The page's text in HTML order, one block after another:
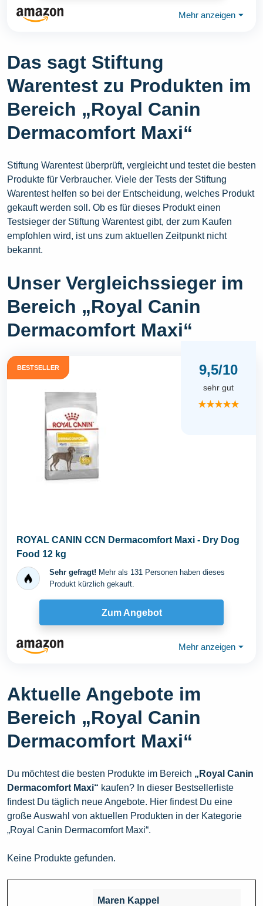
Mehr anzeigen ⏷
Das sagt Stiftung
Warentest zu Produkten im
Bereich „Royal Canin
Dermacomfort Maxi“
Stiftung Warentest überprüft, vergleicht und testet die besten
Produkte für Verbraucher. Viele der Tests der Stiftung
Warentest helfen so bei der Entscheidung, welches Produkt
gekauft werden soll. Ob es für dieses Produkt einen
Testsieger der Stiftung Warentest gibt, der zum Kaufen
empfohlen wird, ist uns zum aktuellen Zeitpunkt nicht
bekannt.
Unser Vergleichssieger im
Bereich „Royal Canin
Dermacomfort Maxi“
BESTSELLER 9,5/10
sehr gut
★★★★★
ROYAL CANIN CCN Dermacomfort Maxi - Dry Dog
Food 12 kg
Sehr gefragt! Mehr als 131 Personen haben dieses
Produkt kürzlich gekauft.
Zum Angebot
Mehr anzeigen ⏷
Aktuelle Angebote im
Bereich „Royal Canin
Dermacomfort Maxi“
Du möchtest die besten Produkte im Bereich „Royal Canin
Dermacomfort Maxi“ kaufen? In dieser Bestsellerliste
findest Du täglich neue Angebote. Hier findest Du eine
große Auswahl von aktuellen Produkten in der Kategorie
„Royal Canin Dermacomfort Maxi“.
Keine Produkte gefunden.
Maren Kappel